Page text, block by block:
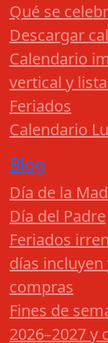
Qué se
Descargar
Calendario
vertical y
Feriados
Calendario
Blog
Día de la
Día del Padre
Feriados
días
compras
Fines de
2026–2027